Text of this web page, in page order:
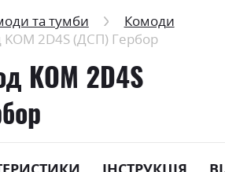
та тумби
Комоди
2D4S (ДСП) Гербор
KOM 2D4S